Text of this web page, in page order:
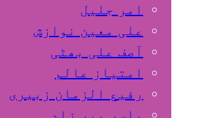
امر جلیل
علی معین نوازش
آصف علی بھٹی
امتیاز عالم
رفیع الزمان زبیری
یاسر پیر زادہ